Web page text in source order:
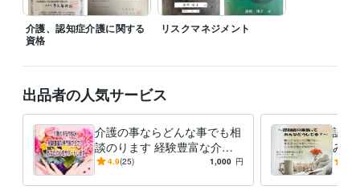
介護、認知症介護に関する
資格
リスクマネジメント
出品者の人気サービス
介護の事ならどんな事でも相
談のります 経験豊富な介護
の専門家があなたの心をサポ
4.9(25) 1,000 円
認知
みを
症の